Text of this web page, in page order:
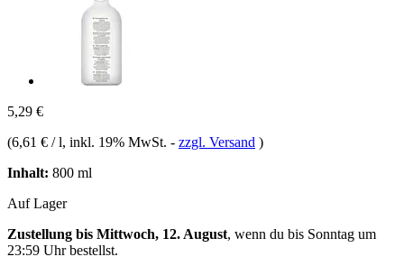
5,29 €
(6,61 € / l, inkl. 19% MwSt. - zzgl. Versand )
Inhalt: 800 ml
Auf Lager
Zustellung bis Mittwoch, 12. August, wenn du bis Sonntag um
23:59 Uhrbestellst.